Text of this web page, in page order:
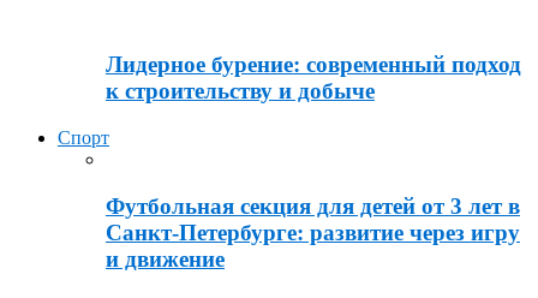
Лидерное бурение: современный подход
к строительству и добыче
Спорт
Футбольная секция для детей от 3 лет в
Санкт-Петербурге: развитие через игру
и движение